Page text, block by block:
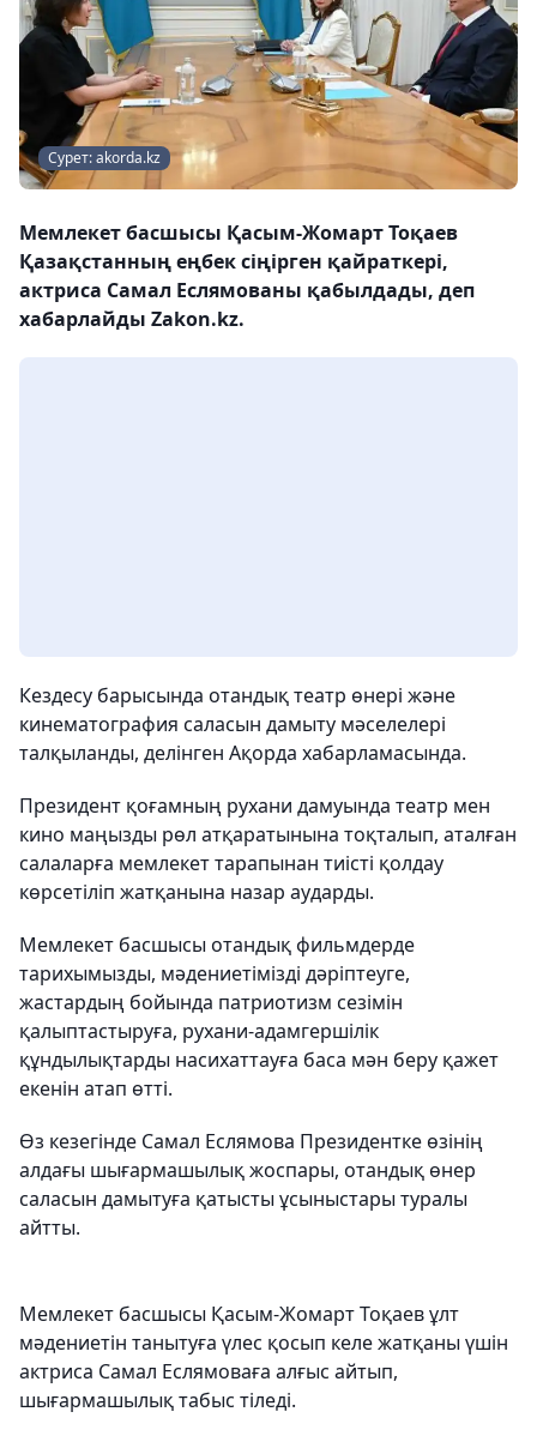
Сурет: akorda.kz
Мемлекет басшысы Қасым-Жомарт Тоқаев
Қазақстанның еңбек сіңірген қайраткері,
актриса Самал Еслямованы қабылдады, деп
хабарлайды Zakon.kz.
Кездесу барысында отандық театр өнері және
кинематография саласын дамыту мәселелері
талқыланды, делінген Ақорда хабарламасында.
Президент қоғамның рухани дамуында театр мен
кино маңызды рөл атқаратынына тоқталып, аталған
салаларға мемлекет тарапынан тиісті қолдау
көрсетіліп жатқанына назар аударды.
Мемлекет басшысы отандық фильмдерде
тарихымызды, мәдениетімізді дәріптеуге,
жастардың бойында патриотизм сезімін
қалыптастыруға, рухани-адамгершілік
құндылықтарды насихаттауға баса мән беру қажет
екенін атап өтті.
Өз кезегінде Самал Еслямова Президентке өзінің
алдағы шығармашылық жоспары, отандық өнер
саласын дамытуға қатысты ұсыныстары туралы
айтты.
Мемлекет басшысы Қасым-Жомарт Тоқаев ұлт
мәдениетін танытуға үлес қосып келе жатқаны үшін
актриса Самал Еслямоваға алғыс айтып,
шығармашылық табыс тіледі.